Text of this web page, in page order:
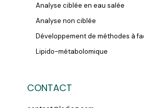
Analyse ciblée en eau salée
Analyse non ciblée
Développement de méthodes à
Lipido-métabolomique
CONTACT